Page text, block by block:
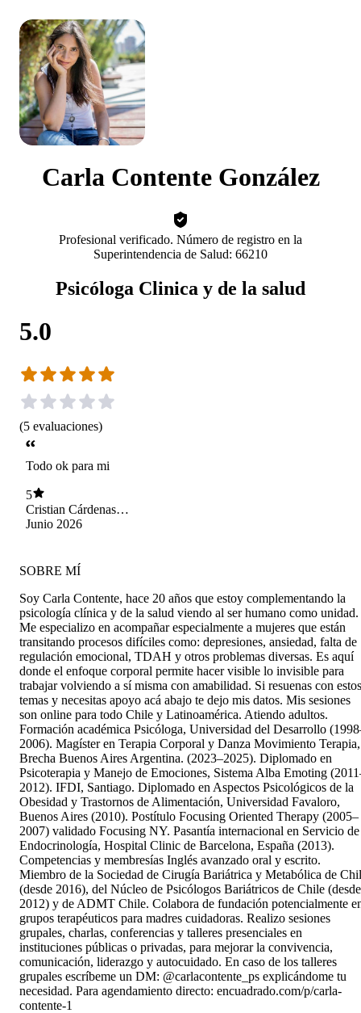
Carla Contente González
Profesional verificado. Número de registro en la
Superintendencia de Salud: 66210
Psicóloga Clinica y de la salud
5.0
(5 evaluaciones)
Todo ok para mi
5
Cristian Cárdenas
Oviedo
Junio 2026
SOBRE MÍ
Soy Carla Contente, hace 20 años que estoy complementando la
psicología clínica y de la salud viendo al ser humano como unidad.
Me especializo en acompañar especialmente a mujeres que están
transitando procesos difíciles como: depresiones, ansiedad, falta de
regulación emocional, TDAH y otros problemas diversas. Es aquí
donde el enfoque corporal permite hacer visible lo invisible para
trabajar volviendo a sí misma con amabilidad. Si resuenas con estos
temas y necesitas apoyo acá abajo te dejo mis datos. Mis sesiones
son online para todo Chile y Latinoamérica. Atiendo adultos.
Formación académica Psicóloga, Universidad del Desarrollo
2006). Magíster en Terapia Corporal y Danza Movimiento Terapia,
Brecha Buenos Aires Argentina. (2023–2025). Diplomado en
Psicoterapia y Manejo de Emociones, Sistema Alba Emoting
2012). IFDI, Santiago. Diplomado en Aspectos Psicológicos de la
Obesidad y Trastornos de Alimentación, Universidad Favaloro,
Buenos Aires (2010). Postítulo Focusing Oriented Therapy (2005–
2007) validado Focusing NY. Pasantía internacional en Servicio de
Endocrinología, Hospital Clinic de Barcelona, España (2013).
Competencias y membresías Inglés avanzado oral y escrito.
Miembro de la Sociedad de Cirugía Bariátrica y Metabólica de
(desde 2016), del Núcleo de Psicólogos Bariátricos de Chile (desde
2012) y de ADMT Chile. Colabora de fundación potencialmente
grupos terapéuticos para madres cuidadoras. Realizo sesiones
grupales, charlas, conferencias y talleres presenciales en
instituciones públicas o privadas, para mejorar la convivencia,
comunicación, liderazgo y autocuidado. En caso de los talleres
grupales escríbeme un DM: @carlacontente_ps explicándome tu
necesidad. Para agendamiento directo: encuadrado.com/p/carla-
contente-1